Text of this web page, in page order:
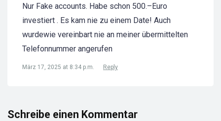
Nur Fake accounts. Habe schon 500.–Euro
investiert . Es kam nie zu einem Date! Auch
wurdewie vereinbart nie an meiner übermittelten
Telefonnummer angerufen
März 17, 2025 at 8:34 p.m. Reply
Schreibe einen Kommentar